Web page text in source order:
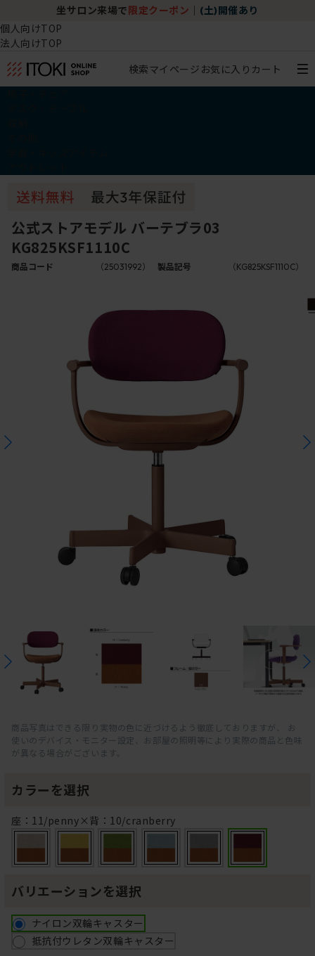
坐サロン来場で 限定クーポン (土)開催あり
個人向けTOP
法人向けTOP
検索マイページ お気に入り カート
公式ストアモデル バーテブラ03
KG825KSF1110C
商品コード （25031992） 製品記号 （KG825KSF1110C）
商品写真はできる限り実物の色に近づけるよう徹底しておりますが、 お
使いのデバイス・モニター設定、お部屋の照明等により実際の商品と色味
が異なる場合がございます。
カラーを選択
座：11/penny×背：10/cranberry
バリエーションを選択
ナイロン双輪キャスター
抵抗付ウレタン双輪キャスター